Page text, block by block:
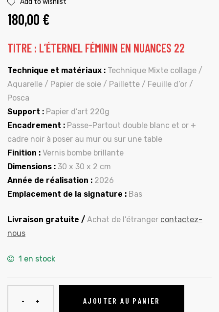
Add to wishlist
180,00 €
TITRE : L’ÉTERNEL FÉMININ EN NUANCES 22
Technique et matériaux : Technique Mixte collage /
Aquarelle / Papier de soie / Paillette / Feuille d’or /
Posca
Support : Papier d’art 220g
Encadrement : Passe-Partout double blanc et or +
cadre noir à poser au mur ou sur une table
Finition : Vernis bombe brillante
Dimensions : 30 x 30 x 2 cm
Année de réalisation : 2026
Emplacement de la signature : Bas
Livraison gratuite / Achat de l’étranger contactez-
nous
1 en stock
AJOUTER AU PANIER